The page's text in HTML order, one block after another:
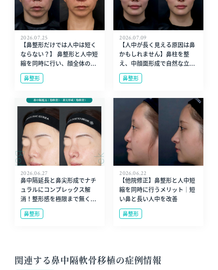
2026.07.25
【鼻整形だけでは人中は短く
ならない？】 鼻整形と人中短
縮を同時に行い、顔全体の...
鼻整形
2026.07.09
【人中が長く見える原因は鼻
かもしれません】鼻柱を整
え、中顔面形成で自然な立...
鼻整形
2026.06.27
鼻中隔延長と鼻尖形成でナチ
ュラルにコンプレックス解
消！整形感を極限まで無く...
鼻整形
2026.06.22
【他院修正】鼻整形と人中短
縮を同時に行うメリット｜短
い鼻と長い人中を改善
鼻整形
関連する鼻中隔軟骨移植の症例情報